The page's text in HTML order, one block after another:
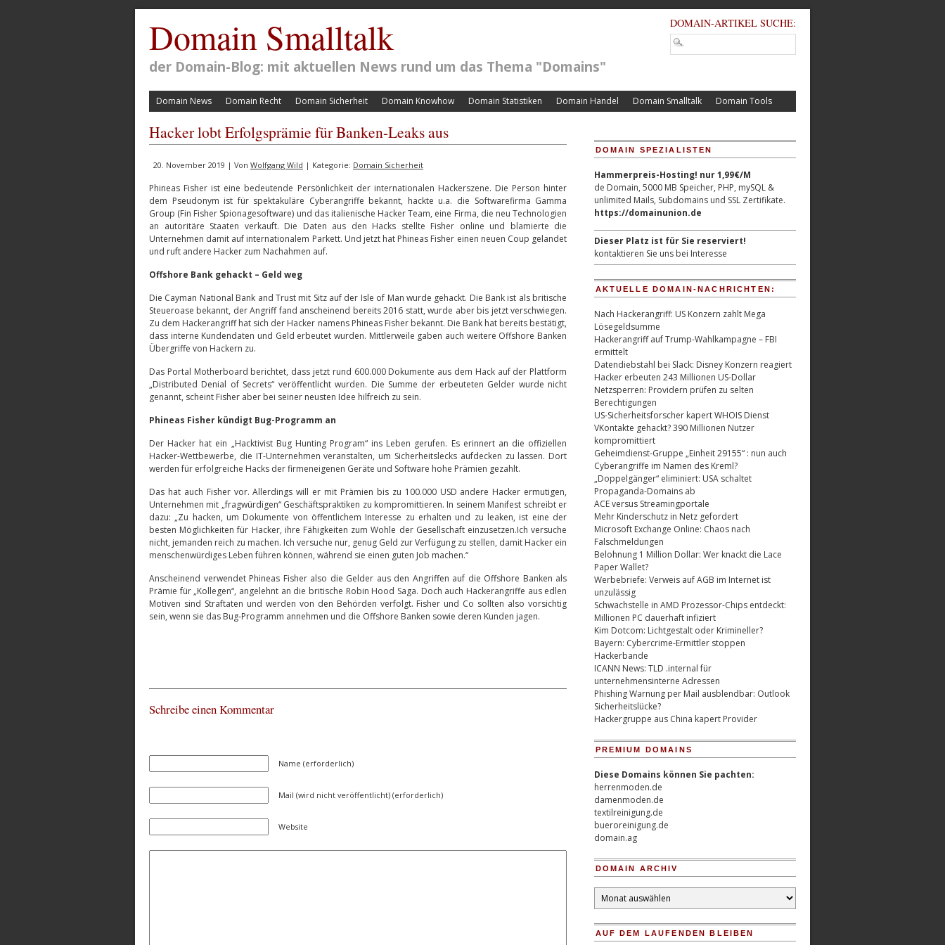
Domain Smalltalk
der Domain-Blog: mit aktuellen News rund um das Thema "Domains"
DOMAIN-ARTIKEL SUCHE:
Domain News Domain Recht Domain Sicherheit Domain Knowhow Domain Statistiken Domain Handel Domain Smalltalk Domain Tools
Hacker lobt Erfolgsprämie für Banken-Leaks aus
20. November 2019 | Von Wolfgang Wild | Kategorie: Domain Sicherheit
Phineas Fisher ist eine bedeutende Persönlichkeit der internationalen Hackerszene. Die Person hinter
dem Pseudonym ist für spektakuläre Cyberangriffe bekannt, hackte u.a. die Softwarefirma Gamma
Group (Fin Fisher Spionagesoftware) und das italienische Hacker Team, eine Firma, die neu Technologien
an autoritäre Staaten verkauft. Die Daten aus den Hacks stellte Fisher online und blamierte die
Unternehmen damit auf internationalem Parkett. Und jetzt hat Phineas Fisher einen neuen Coup gelandet
und ruft andere Hacker zum Nachahmen auf.
Offshore Bank gehackt – Geld weg
Die Cayman National Bank and Trust mit Sitz auf der Isle of Man wurde gehackt. Die Bank ist als britische
Steueroase bekannt, der Angriff fand anscheinend bereits 2016 statt, wurde aber bis jetzt verschwiegen.
Zu dem Hackerangriff hat sich der Hacker namens Phineas Fisher bekannt. Die Bank hat bereits bestätigt,
dass interne Kundendaten und Geld erbeutet wurden. Mittlerweile gaben auch weitere Offshore Banken
Übergriffe von Hackern zu.
Das Portal Motherboard berichtet, dass jetzt rund 600.000 Dokumente aus dem Hack auf der Plattform
„Distributed Denial of Secrets“ veröffentlicht wurden. Die Summe der erbeuteten Gelder wurde nicht
genannt, scheint Fisher aber bei seiner neusten Idee hilfreich zu sein.
Phineas Fisher kündigt Bug-Programm an
Der Hacker hat ein „Hacktivist Bug Hunting Program“ ins Leben gerufen. Es erinnert an die offiziellen
Hacker-Wettbewerbe, die IT-Unternehmen veranstalten, um Sicherheitslecks aufdecken zu lassen. Dort
werden für erfolgreiche Hacks der firmeneigenen Geräte und Software hohe Prämien gezahlt.
Das hat auch Fisher vor. Allerdings will er mit Prämien bis zu 100.000 USD andere Hacker ermutigen,
Unternehmen mit „fragwürdigen“ Geschäftspraktiken zu kompromittieren. In seinem Manifest schreibt er
dazu: „Zu hacken, um Dokumente von öffentlichem Interesse zu erhalten und zu leaken, ist eine der
besten Möglichkeiten für Hacker, ihre Fähigkeiten zum Wohle der Gesellschaft einzusetzen.Ich versuche
nicht, jemanden reich zu machen. Ich versuche nur, genug Geld zur Verfügung zu stellen, damit Hacker ein
menschenwürdiges Leben führen können, während sie einen guten Job machen.“
Anscheinend verwendet Phineas Fisher also die Gelder aus den Angriffen auf die Offshore Banken als
Prämie für „Kollegen“, angelehnt an die britische Robin Hood Saga. Doch auch Hackerangriffe aus edlen
Motiven sind Straftaten und werden von den Behörden verfolgt. Fisher und Co sollten also vorsichtig
sein, wenn sie das Bug-Programm annehmen und die Offshore Banken sowie deren Kunden jagen.
Schreibe einen Kommentar
Name (erforderlich)
Mail (wird nicht veröffentlicht) (erforderlich)
Website
DOMAIN SPEZIALISTEN
Hammerpreis-Hosting! nur 1,99€/M
de Domain, 5000 MB Speicher, PHP, mySQL &
unlimited Mails, Subdomains und SSL Zertifikate.
https://domainunion.de
Dieser Platz ist für Sie reserviert!
kontaktieren Sie uns bei Interesse
AKTUELLE DOMAIN-NACHRICHTEN:
Nach Hackerangriff: US Konzern zahlt Mega
Lösegeldsumme
Hackerangriff auf Trump-Wahlkampagne – FBI
ermittelt
Datendiebstahl bei Slack: Disney Konzern reagiert
Hacker erbeuten 243 Millionen US-Dollar
Netzsperren: Providern prüfen zu selten
Berechtigungen
US-Sicherheitsforscher kapert WHOIS Dienst
VKontakte gehackt? 390 Millionen Nutzer
kompromittiert
Geheimdienst-Gruppe „Einheit 29155“ : nun auch
Cyberangriffe im Namen des Kreml?
„Doppelgänger“ eliminiert: USA schaltet
Propaganda-Domains ab
ACE versus Streamingportale
Mehr Kinderschutz in Netz gefordert
Microsoft Exchange Online: Chaos nach
Falschmeldungen
Belohnung 1 Million Dollar: Wer knackt die Lace
Paper Wallet?
Werbebriefe: Verweis auf AGB im Internet ist
unzulässig
Schwachstelle in AMD Prozessor-Chips entdeckt:
Millionen PC dauerhaft infiziert
Kim Dotcom: Lichtgestalt oder Krimineller?
Bayern: Cybercrime-Ermittler stoppen
Hackerbande
ICANN News: TLD .internal für
unternehmensinterne Adressen
Phishing Warnung per Mail ausblendbar: Outlook
Sicherheitslücke?
Hackergruppe aus China kapert Provider
PREMIUM DOMAINS
Diese Domains können Sie pachten:
herrenmoden.de
damenmoden.de
textilreinigung.de
bueroreinigung.de
domain.ag
DOMAIN ARCHIV
Domain
Archiv
AUF DEM LAUFENDEN BLEIBEN